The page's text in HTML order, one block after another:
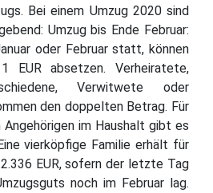
Bei einem Umzug 2020 sind
Umzug bis Ende Februar:
oder Februar statt, können
EUR absetzen. Verheiratete,
Verwitwete oder
den doppelten Betrag. Für
im Haushalt gibt es
vierköpfige Familie erhält für
EUR, sofern der letzte Tag
noch im Februar lag.